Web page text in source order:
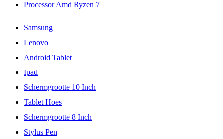
Processor Amd Ryzen 7
Samsung
Lenovo
Android Tablet
Ipad
Schermgrootte 10 Inch
Tablet Hoes
Schermgrootte 8 Inch
Stylus Pen